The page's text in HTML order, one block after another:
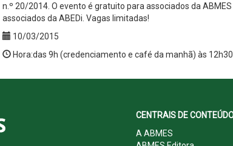
n.º 20/2014. O evento é gratuito para associados da
associados da ABEDi. Vagas limitadas!
10/03/2015
Hora:das 9h (credenciamento e café da manhã) às 12h30
CENTRAIS DE
A ABMES